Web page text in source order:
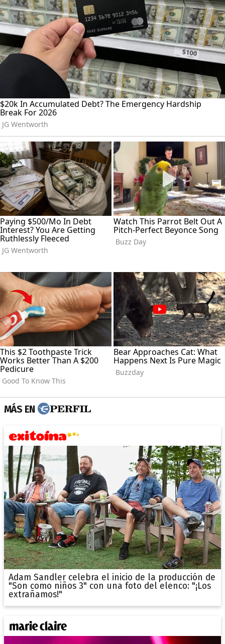
MÁS EN
Adam Sandler celebra el inicio de la producción de
"Son como niños 3" con una foto del elenco: "¡Los
extrañamos!"